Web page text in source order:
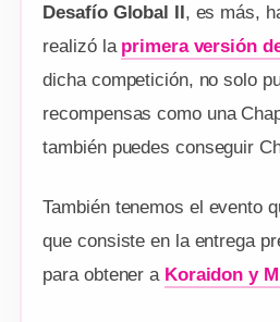
Desafío Global II, es más,
realizó la primera versión
dicha competición, no solo
recompensas como una
también puedes conseguir
También tenemos el evento
que consiste en la entrega
para obtener a Koraidon y